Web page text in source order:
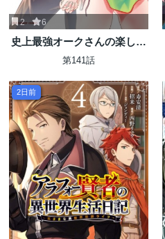
2 6
史上最強オークさんの楽しい
種付けハーレムづくり
第141話
2日前